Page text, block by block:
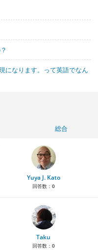
になります。って英語でなん
総合
Yuya J. Kato
回答数： 0
Taku
回答数： 0